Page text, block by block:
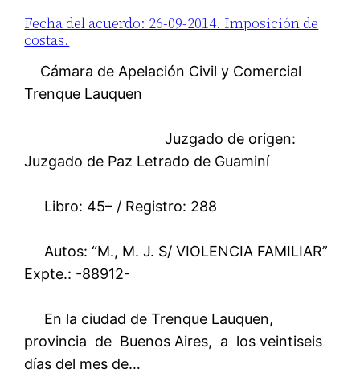
Fecha del acuerdo: 26-09-2014. Imposición de
costas.
Cámara de Apelación Civil y Comercial
Trenque Lauquen
Juzgado de origen:
Juzgado de Paz Letrado de Guaminí
Libro: 45– / Registro: 288
Autos: “M., M. J. S/ VIOLENCIA FAMILIAR”
Expte.: -88912-
En la ciudad de Trenque Lauquen,
provincia de Buenos Aires, a los veintiseis
días del mes de…